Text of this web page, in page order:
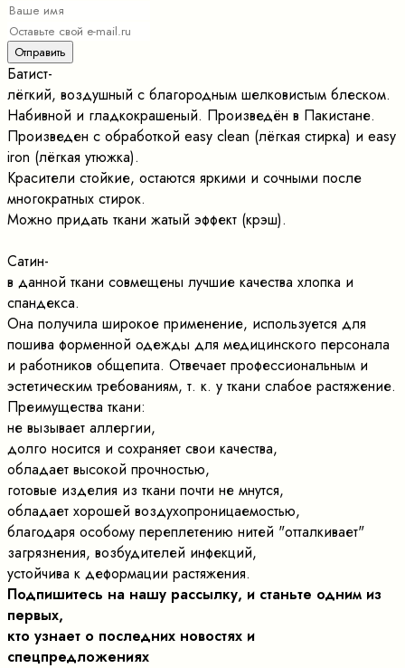
Батист-
лёгкий, воздушный с благородным шелковистым блеском.
Набивной и гладкокрашеный. Произведён в Пакистане.
Произведен с обработкой easy clean (лёгкая стирка) и easy
iron (лёгкая утюжка).
Красители стойкие, остаются яркими и сочными после
многократных стирок.
Можно придать ткани жатый эффект (крэш).
Сатин-
в данной ткани совмещены лучшие качества хлопка и
спандекса.
Она получила широкое применение, используется для
пошива форменной одежды для медицинского персонала
и работников общепита. Отвечает профессиональным и
эстетическим требованиям, т. к. у ткани слабое растяжение.
Преимущества ткани:
не вызывает аллергии,
долго носится и сохраняет свои качества,
обладает высокой прочностью,
готовые изделия из ткани почти не мнутся,
обладает хорошей воздухопроницаемостью,
благодаря особому переплетению нитей "отталкивает"
загрязнения, возбудителей инфекций,
устойчива к деформации растяжения.
Подпишитесь на нашу рассылку, и станьте одним из
первых,
кто узнает о последних новостях и
спецпредложениях